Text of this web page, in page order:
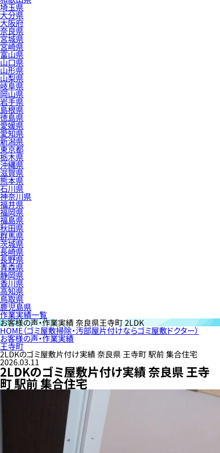
埼玉県
大分県
大阪府
奈良県
宮城県
宮崎県
富山県
山口県
山形県
山梨県
岐阜県
岡山県
岩手県
島根県
徳島県
愛媛県
愛知県
新潟県
東京都
栃木県
沖縄県
滋賀県
熊本県
石川県
神奈川県
福井県
福岡県
福島県
秋田県
群馬県
茨城県
長崎県
長野県
青森県
静岡県
香川県
高知県
鳥取県
鹿児島県
作業実績一覧
お客様の声・作業実績奈良県王寺町 2LDK
HOME（ゴミ屋敷掃除・汚部屋片付けならゴミ屋敷ドクター）
お客様の声・作業実績
王寺町
2LDKのゴミ屋敷片付け実績 奈良県 王寺町 駅前 集合住宅
2026.03.11
2LDKのゴミ屋敷片付け実績 奈良県 王寺
町 駅前 集合住宅